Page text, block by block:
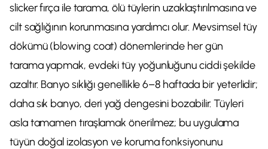
slicker fırça ile tarama, ölü tüylerin uzaklaştırılmasına ve
cilt sağlığının korunmasına yardımcı olur. Mevsimsel tüy
dökümü (blowing coat) dönemlerinde her gün
tarama yapmak, evdeki tüy yoğunluğunu ciddi şekilde
azaltır. Banyo sıklığı genellikle 6–8 haftada bir yeterlidir;
daha sık banyo, deri yağ dengesini bozabilir. Tüyleri
asla tamamen tıraşlamak önerilmez; bu uygulama
tüyün doğal izolasyon ve koruma fonksiyonunu